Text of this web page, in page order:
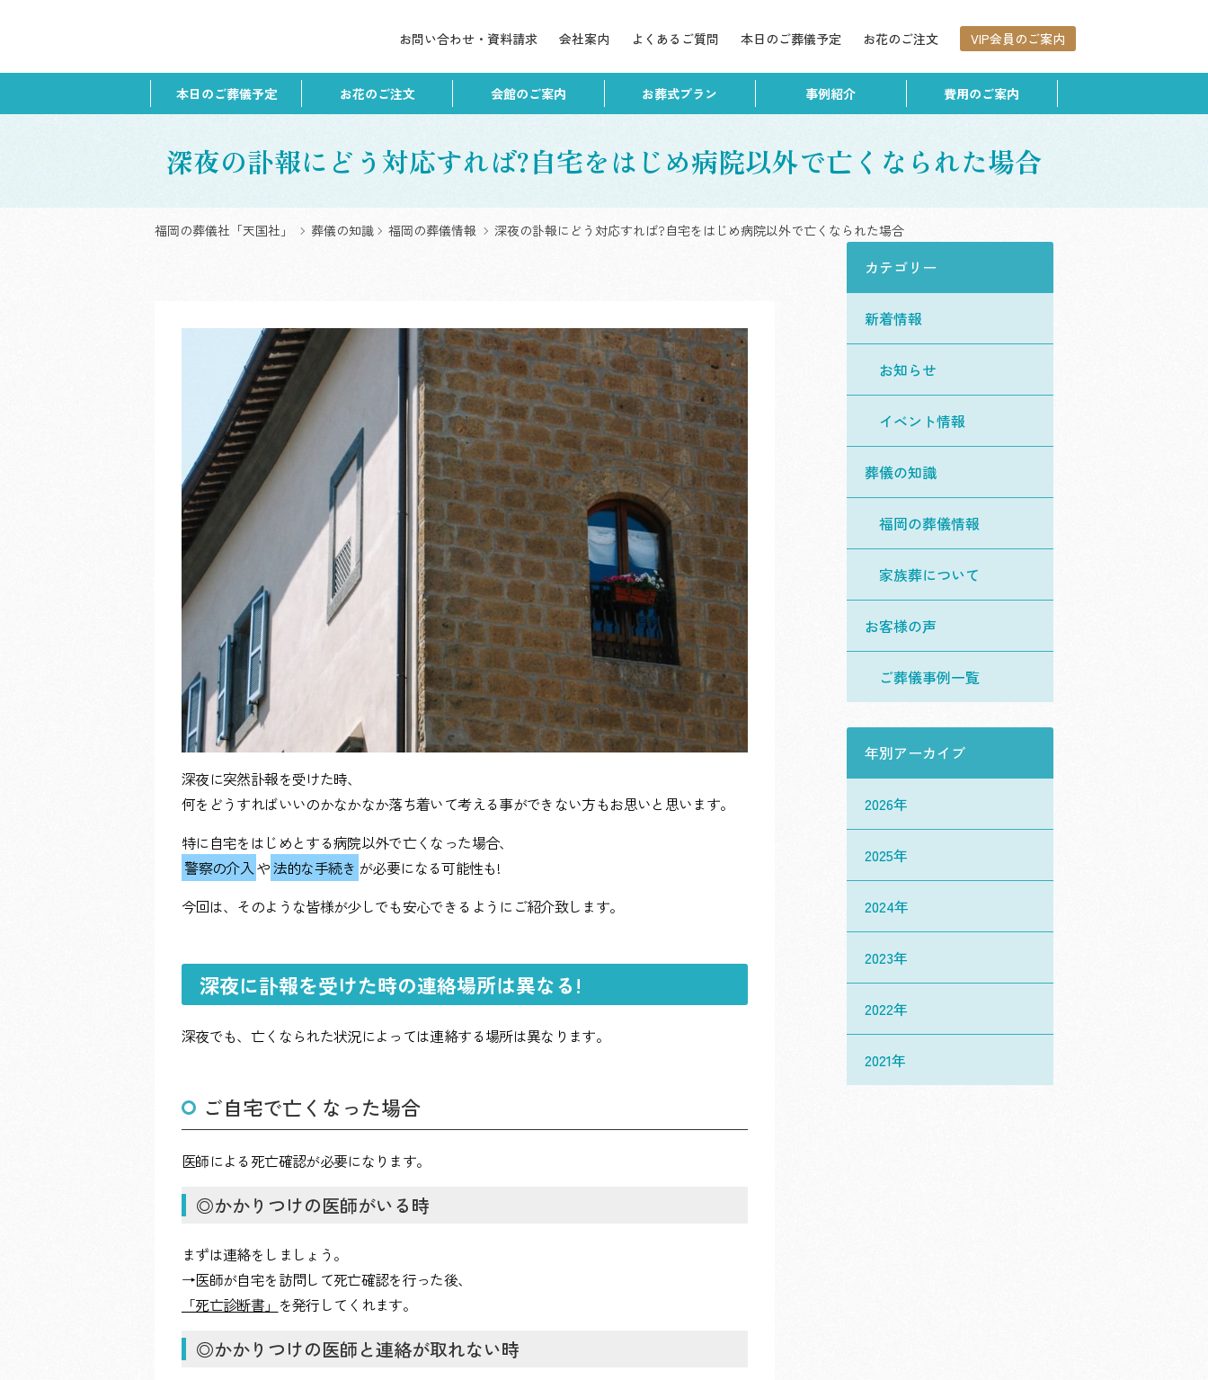
お問い合わせ・資料請求 会社案内 よくあるご質問 本日のご葬儀予定 お花のご注文 VIP会員のご案内
本日のご葬儀予定 お花のご注文 会館のご案内
【姪浜会館】(福岡市西区)
区)
お葬式・家族葬の天国社
【伊都会館】(福岡市西区)
お葬式・家族葬の天国社
【和白会館】(福岡市東区)
お葬式・家族葬の天国社
【ファミリーホール荒江】
(福岡市早良区)
お葬式プラン
一日葬プラン
家族葬プラン
事例紹介 費用のご案内
深夜の訃報にどう対応すれば?自宅をはじめ病院以外で亡くなられた場合
福岡の葬儀社「天国社」 葬儀の知識 福岡の葬儀情報 深夜の訃報にどう対応すれば?自宅をはじめ病院以外で亡くなられた場合
深夜に突然訃報を受けた時、
何をどうすればいいのかなかなか落ち着いて考える事ができない方もお思いと思います。
特に自宅をはじめとする病院以外で亡くなった場合、
警察の介入 や法的な手続き が必要になる可能性も!
今回は、そのような皆様が少しでも安心できるようにご紹介致します。
深夜に訃報を受けた時の連絡場所は異なる!
深夜でも、亡くなられた状況によっては連絡する場所は異なります。
ご自宅で亡くなった場合
医師による死亡確認が必要になります。
◎かかりつけの医師がいる時
まずは連絡をしましょう。
→医師が自宅を訪問して死亡確認を行った後、
「死亡診断書」 を発行してくれます。
◎かかりつけの医師と連絡が取れない時
カテゴリー
新着情報
お知らせ
イベント情報
葬儀の知識
福岡の葬儀情報
家族葬について
お客様の声
ご葬儀事例一覧
年別アーカイブ
2026年
2025年
2024年
2023年
2022年
2021年